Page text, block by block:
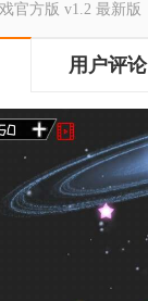
官方版 v1.2 最新版
用户评论